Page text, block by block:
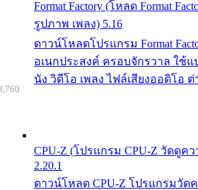
Format Factory (โหลด Format
รูปภาพ เพลง) 5.16
ดาวน์โหลดโปรแกรม Format
อเนกประสงค์ ครอบจักรวาล ใช้
นัง วิดีโอ เพลง ไฟล์เสียงออดิโอ ต่
CPU-Z (โปรแกรม CPU-Z วัดดูค
2.20.1
ดาวน์โหลด CPU-Z โปรแกรมวัด